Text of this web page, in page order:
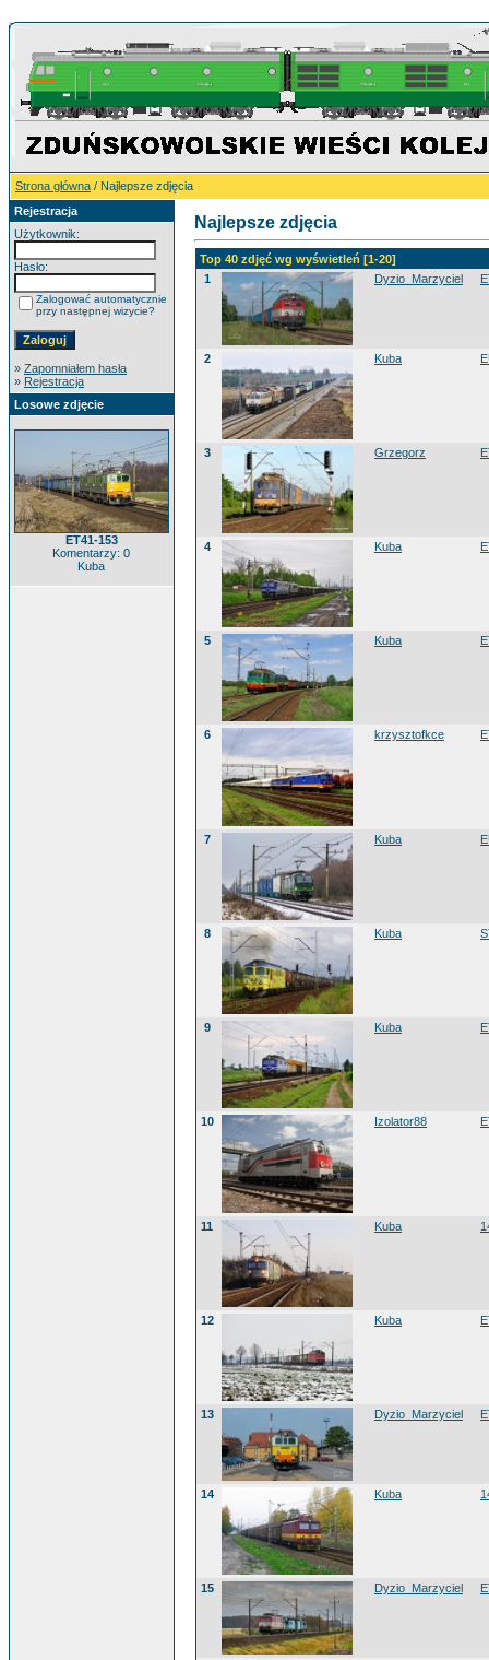
Strona główna / Najlepsze zdjęcia
Rejestracja
Użytkownik:
Hasło:
Zalogować automatycznie
przy następnej wizycie?
» Zapomniałem hasła
» Rejestracja
Losowe zdjęcie
ET41-153
Komentarzy: 0
Kuba
Najlepsze zdjęcia
Top 40 zdjęć wg wyświetleń [1-20]
1
Dyzio_Marzyciel
2 Kuba
3 Grzegorz
4 Kuba
5 Kuba
6 krzysztofkce
7 Kuba
8 Kuba
9 Kuba
10 Izolator88
11 Kuba
12 Kuba
13 Dyzio_Marzyciel
14 Kuba
15 Dyzio_Marzyciel